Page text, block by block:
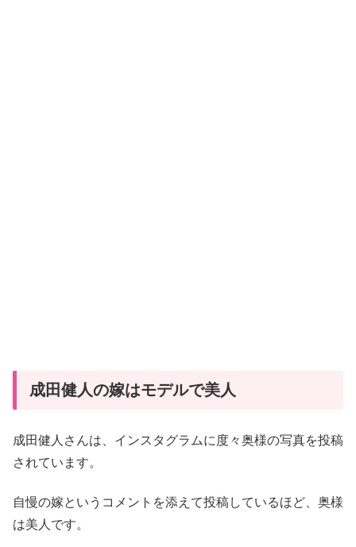
成田健人の嫁はモデルで美人
成田健人さんは、インスタグラムに度々奥様の写真を投稿
されています。
自慢の嫁というコメントを添えて投稿しているほど、奥様
は美人です。